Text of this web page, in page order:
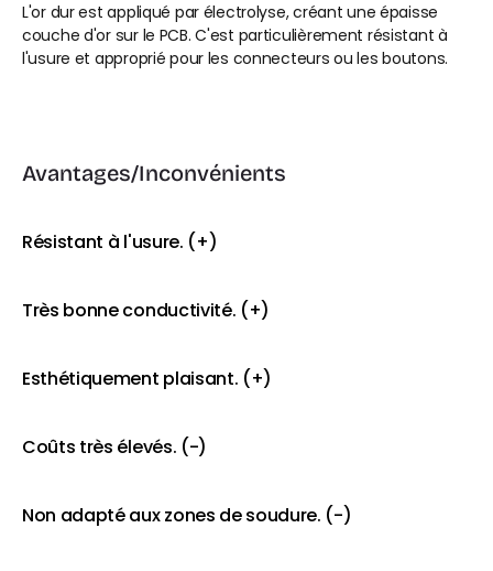
L'or dur est appliqué par électrolyse, créant une épaisse
couche d'or sur le PCB. C'est particulièrement résistant à
l'usure et approprié pour les connecteurs ou les boutons.
Avantages/Inconvénients
Résistant à l'usure. (+)
Très bonne conductivité. (+)
Esthétiquement plaisant. (+)
Coûts très élevés. (-)
Non adapté aux zones de soudure. (-)